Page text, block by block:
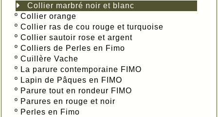
Collier marbré noir et blanc
º Collier orange
º Collier ras de cou rouge et turquoise
º Collier sautoir rose et argent
º Colliers de Perles en Fimo
º Cuillère Vache
º La parure contemporaine FIMO
º Lapin de Pâques en FIMO
º Parure tout en rondeur FIMO
º Parures en rouge et noir
º Perles en Fimo